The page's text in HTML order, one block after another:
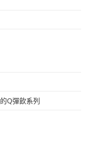
Q彈飲系列